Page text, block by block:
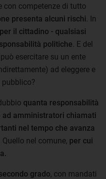
con competenze di tutto
presenta alcuni rischi . In
il cittadino - qualsiasi
politiche . E del
esercitare su un ente
ad eleggere e
quanta responsabilità
amministratori chiamati
nel tempo che avanza
. Quello nel comune, per cui
grado, con mandati